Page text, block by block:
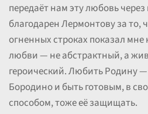
передаёт нам эту любовь
благодарен Лермонтову за то,
огненных строках показал
любви — не абстрактный, а
героический. Любить Родину
Бородино и быть готовым, в
способом, тоже её защищать.